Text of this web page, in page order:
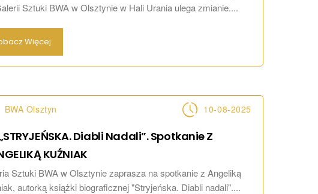
Sztuki BWA w Olsztynie w Hali Urania ulega zmianie....
Więcej
BWA Olsztyn 10-08-2025
Diabli Nadali”. Spotkanie Z
KUŹNIAK
Sztuki BWA w Olsztynie zaprasza na spotkanie z Angeliką
autorką książki biograficznej "Stryjeńska. Diabli nadali"....